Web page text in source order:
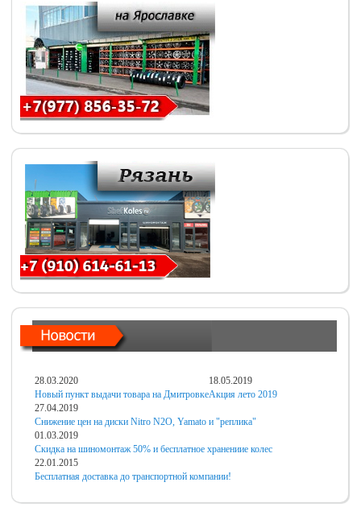
28.03.2020
Новый пункт выдачи товара на Дмитровке
18.05.2019
Акция лето 2019
27.04.2019
Снижение цен на диски Nitro N2O, Yamato и "реплика"
01.03.2019
Скидка на шиномонтаж 50% и бесплатное хранениие колес
22.01.2015
Бесплатная доставка до транспортной компании!